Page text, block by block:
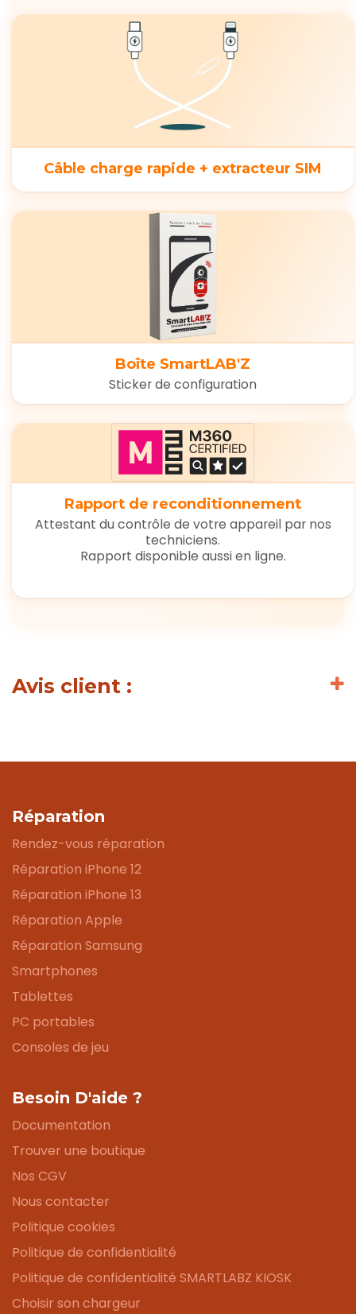
Câble charge rapide + extracteur SIM
Boîte SmartLAB'Z
Sticker de configuration
Rapport de reconditionnement
Attestant du contrôle de votre appareil par nos
techniciens.
Rapport disponible aussi en ligne.
Avis client :
Réparation
Rendez-vous réparation
Réparation iPhone 12
Réparation iPhone 13
Réparation Apple
Réparation Samsung
Smartphones
Tablettes
PC portables
Consoles de jeu
Besoin D'aide ?
Documentation
Trouver une boutique
Nos CGV
Nous contacter
Politique cookies
Politique de confidentialité
Politique de confidentialité SMARTLABZ KIOSK
Choisir son chargeur